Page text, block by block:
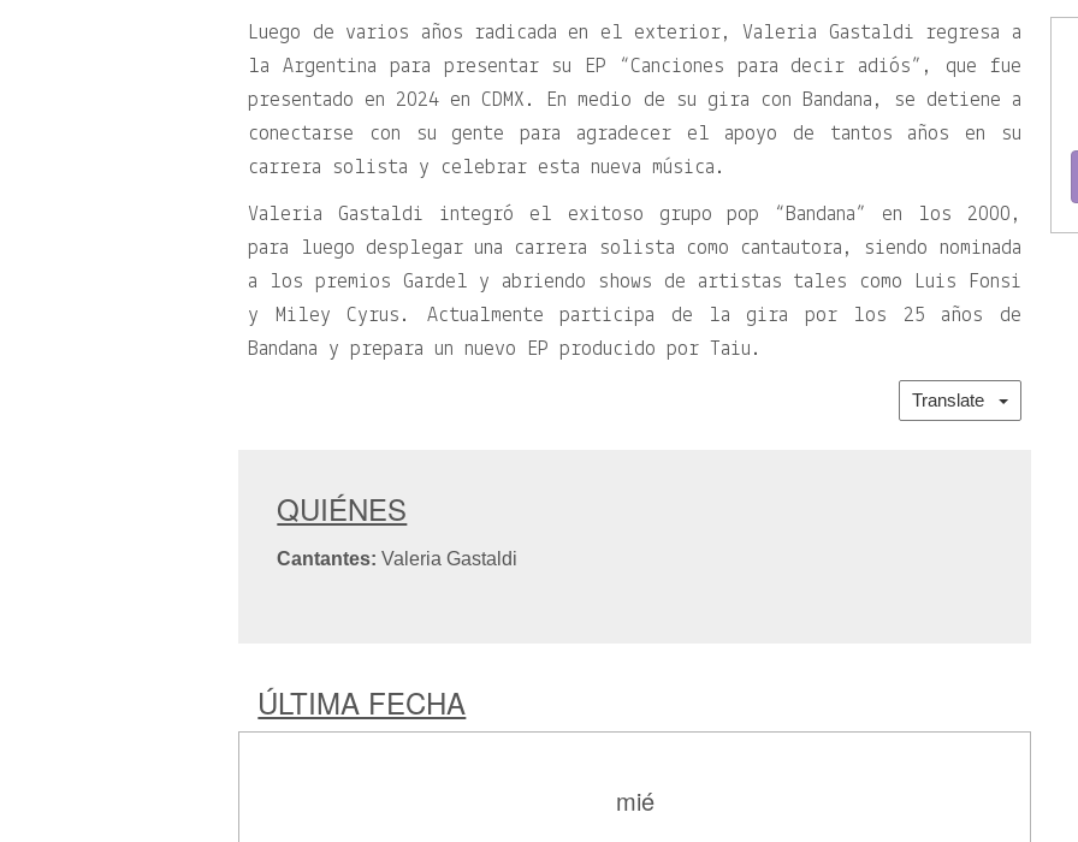
Luego de varios años radicada en el exterior, Valeria Gastaldi regresa a
la Argentina para presentar su EP “Canciones para decir adiós”, que fue
presentado en 2024 en CDMX. En medio de su gira con Bandana, se detiene a
conectarse con su gente para agradecer el apoyo de tantos años en su
carrera solista y celebrar esta nueva música.
Valeria Gastaldi integró el exitoso grupo pop “Bandana” en los 2000,
para luego desplegar una carrera solista como cantautora, siendo nominada
a los premios Gardel y abriendo shows de artistas tales como Luis Fonsi
y Miley Cyrus. Actualmente participa de la gira por los 25 años de
Bandana y prepara un nuevo EP producido por Taiu.
Translate
QUIÉNES
Cantantes: Valeria Gastaldi
ÚLTIMA FECHA
mié